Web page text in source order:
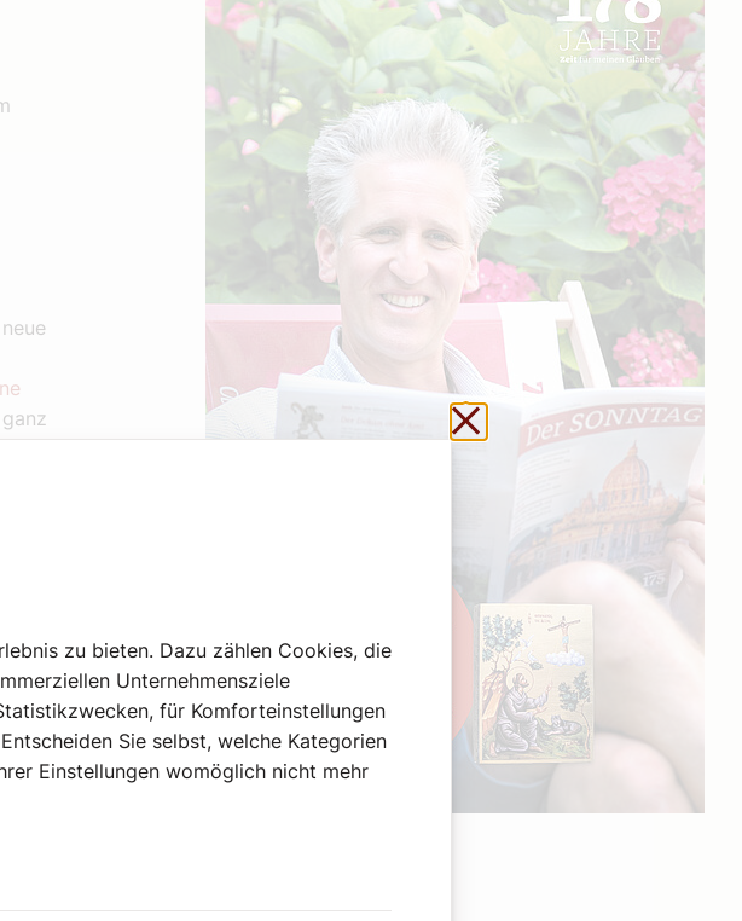
bei
Schließen ohne zu
zu bieten. Dazu zählen Cookies, die
Unternehmensziele
für Komforteinstellungen
Sie selbst, welche Kategorien
Einstellungen womöglich nicht mehr